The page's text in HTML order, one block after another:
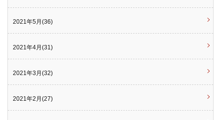
2021年5月(36)
2021年4月(31)
2021年3月(32)
2021年2月(27)